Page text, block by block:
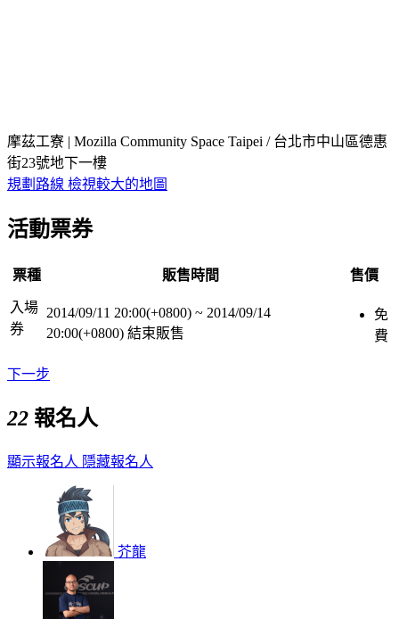
摩茲工寮 | Mozilla Community Space Taipei / 台北市中山區德惠
街23號地下一樓
規劃路線 檢視較大的地圖
活動票券
票種 販售時間 售價
入場
券
2014/09/11 20:00(+0800) ~ 2014/09/14
20:00(+0800) 結束販售
免
費
下一步
22 報名人
顯示報名人 隱藏報名人
芥龍